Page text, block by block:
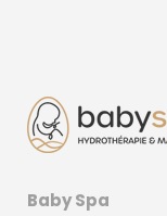
Baby Spa